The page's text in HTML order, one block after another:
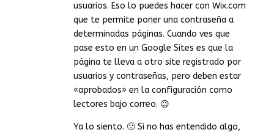
usuarios. Eso lo puedes hacer con Wix.com
que te permite poner una contraseña a
determinadas páginas. Cuando ves que
pase esto en un Google Sites es que la
página te lleva a otro site registrado por
usuarios y contraseñas, pero deben estar
«aprobados» en la configuración como
lectores bajo correo. 😉
Ya lo siento. 🙁 Si no has entendido algo,